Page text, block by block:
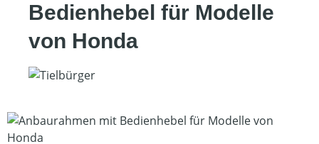
Bedienhebel für Modelle
von Honda
Bildergalerie überspringen